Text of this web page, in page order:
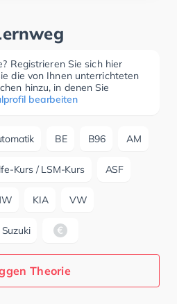
Registrieren Sie sich hier
die von Ihnen unterrichteten
hinzu, in denen Sie
bearbeiten
BE B96 AM
Kurs / LSM-Kurs ASF
KIA VW
Suzuki
Theorie